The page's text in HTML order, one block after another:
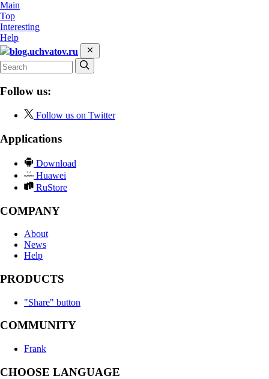
Main
Top
Interesting
Help
blog.uchvatov.ru
Follow us:
Follow us on Twitter
Applications
Download
Huawei
RuStore
COMPANY
About
News
Help
PRODUCTS
"Share" button
COMMUNITY
Frank
CHOOSE LANGUAGE